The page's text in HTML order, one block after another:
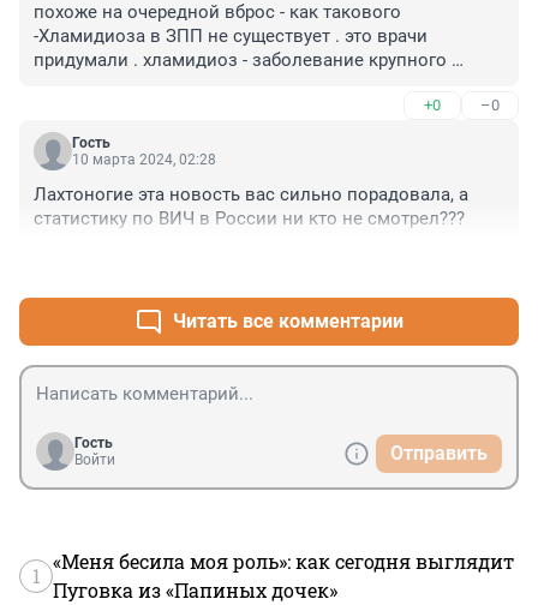
похоже на очередной вброс - как такового
-Хламидиоза в ЗПП не существует . это врачи
придумали . хламидиоз - заболевание крупного
человеку - вызывает - воспаление Легких . не более.
успешно лечится метронидазолом . в мочеполовых
путях - не живет. Хламидийная пневмония — один из
внутриклеточными бактериями Chlamydia. Это
довольно распространенный вариант заболевания,
частота инфекции в структуре пневмоний может
возрастать до 25%.
+0 –0
Гость
10 марта 2024, 02:28
Лахтоногие эта новость вас сильно порадовала, а
статистику по ВИЧ в России ни кто не смотрел???
Читать все комментарии
Гость
Войти
Отправить
1
«Меня бесила моя роль»: как сегодня выглядит
Пуговка из «Папиных дочек»